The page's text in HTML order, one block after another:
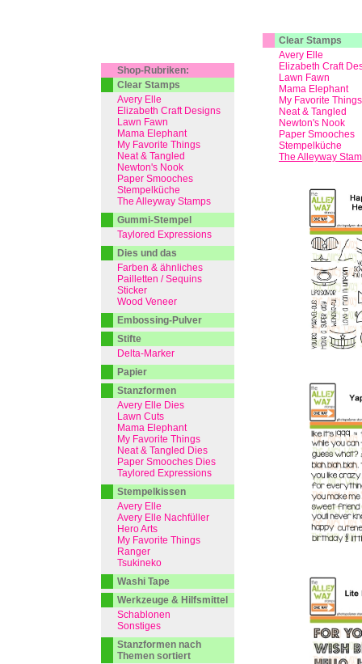
Clear Stamps
Avery Elle
Elizabeth Craft
Lawn Fawn
Mama Elephant
My Favorite Things
Neat & Tangled
Newton's Nook
Paper Smooches
Stempelküche
The Alleyway
Shop-Rubriken:
Clear Stamps
Avery Elle
Elizabeth Craft Designs
Lawn Fawn
Mama Elephant
My Favorite Things
Neat & Tangled
Newton's Nook
Paper Smooches
Stempelküche
The Alleyway Stamps
Gummi-Stempel
Taylored Expressions
Dies und das
Farben & ähnliches
Pailletten / Sequins
Sticker
Wood Veneer
Embossing-Pulver
Stifte
Delta-Marker
Papier
Stanzformen
Avery Elle Dies
Lawn Cuts
Mama Elephant
My Favorite Things
Neat & Tangled Dies
Paper Smooches Dies
Taylored Expressions
Stempelkissen
Avery Elle
Avery Elle Nachfüller
Hero Arts
My Favorite Things
Ranger
Tsukineko
Washi Tape
Werkzeuge & Hilfsmittel
Schablonen
Sonstiges
Stanzformen nach
Themen sortiert